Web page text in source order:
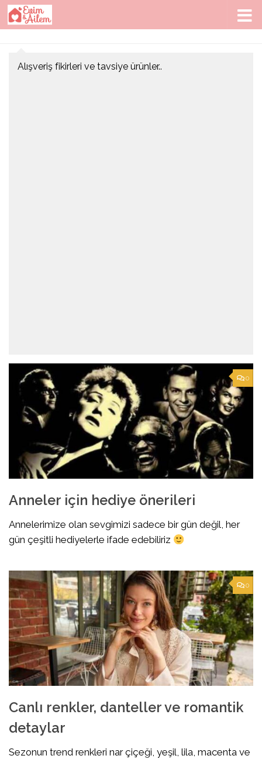
Skip to content
Alışveriş fikirleri ve tavsiye ürünler..
0
Anneler için hediye önerileri
Annelerimize olan sevgimizi sadece bir gün değil, her
gün çeşitli hediyelerle ifade edebiliriz
0
Canlı renkler, danteller ve romantik
detaylar
Sezonun trend renkleri nar çiçeği, yeşil, lila, macenta ve